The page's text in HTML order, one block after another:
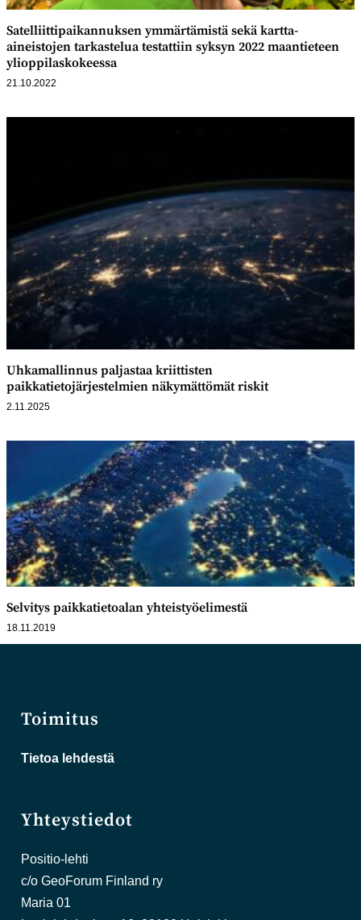
Satelliittipaikannuksen ymmärtämistä sekä kartta-
aineistojen tarkastelua testattiin syksyn 2022 maantieteen
ylioppilaskokeessa
21.10.2022
Uhkamallinnus paljastaa kriittisten
paikkatietojärjestelmien näkymättömät riskit
2.11.2025
Selvitys paikkatietoalan yhteistyöelimestä
18.11.2019
Toimitus
Tietoa lehdestä
Yhteystiedot
Positio-lehti
c/o GeoForum Finland ry
Maria 01